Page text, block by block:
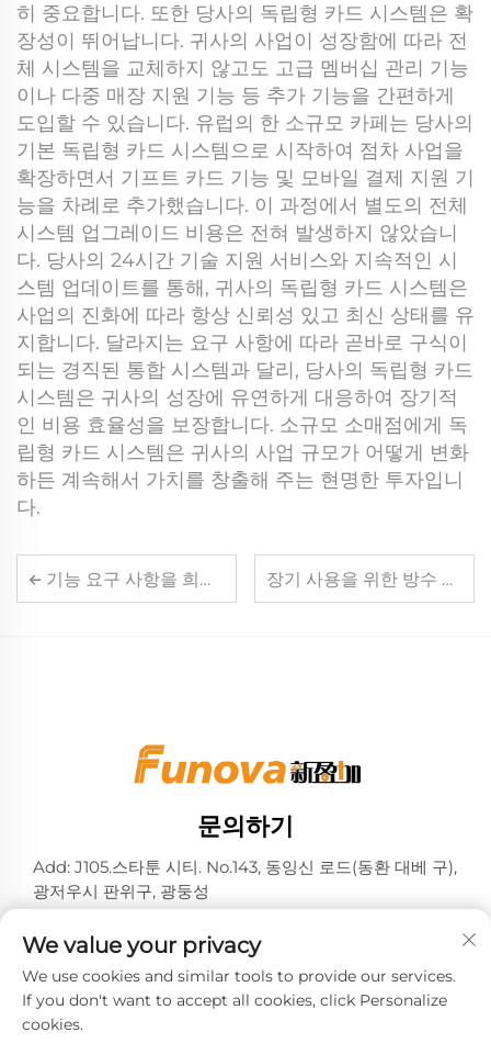
히 중요합니다. 또한 당사의 독립형 카드 시스템은 확
장성이 뛰어납니다. 귀사의 사업이 성장함에 따라 전
체 시스템을 교체하지 않고도 고급 멤버십 관리 기능
이나 다중 매장 지원 기능 등 추가 기능을 간편하게
도입할 수 있습니다. 유럽의 한 소규모 카페는 당사의
기본 독립형 카드 시스템으로 시작하여 점차 사업을
확장하면서 기프트 카드 기능 및 모바일 결제 지원 기
능을 차례로 추가했습니다. 이 과정에서 별도의 전체
시스템 업그레이드 비용은 전혀 발생하지 않았습니
다. 당사의 24시간 기술 지원 서비스와 지속적인 시
스템 업데이트를 통해, 귀사의 독립형 카드 시스템은
사업의 진화에 따라 항상 신뢰성 있고 최신 상태를 유
지합니다. 달라지는 요구 사항에 따라 곧바로 구식이
되는 경직된 통합 시스템과 달리, 당사의 독립형 카드
시스템은 귀사의 성장에 유연하게 대응하여 장기적
인 비용 효율성을 보장합니다. 소규모 소매점에게 독
립형 카드 시스템은 귀사의 사업 규모가 어떻게 변화
하든 계속해서 가치를 창출해 주는 현명한 투자입니
다.
기능 요구 사항을 희생하지 않으면서 비용 효율적인 소프트웨어를 선택하는 방법 장기 사용을 위한 방수 설계 외부 티켓 하우스 관리 방법
문의하기
Add: J105.스타툰 시티. No.143, 동잉신 로드(동환 대베 구),
광저우시 판위구, 광둥성
이메일:[email protected]
We value your privacy
We use cookies and similar tools to provide our services.
If you don't want to accept all cookies, click Personalize
cookies.